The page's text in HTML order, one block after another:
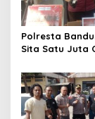
Polresta
Sita Satu Juta
Kasus Narkoba